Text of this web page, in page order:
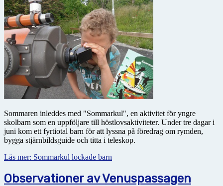
Sommaren inleddes med "Sommarkul", en aktivitet för yngre
skolbarn som en uppföljare till höstlovsaktiviteter. Under tre dagar i
juni kom ett fyrtiotal barn för att lyssna på föredrag om rymden,
bygga stjärnbildsguide och titta i teleskop.
Läs mer: Sommarkul lockade barn
Observationer av Venuspassagen